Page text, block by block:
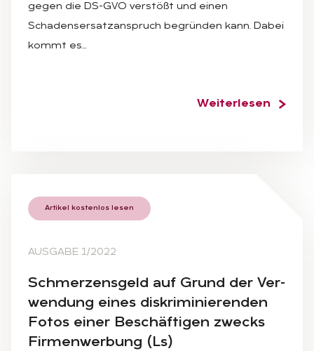
gegen die DS-GVO verstößt und einen
Schadensersatzanspruch begründen kann. Dabei
kommt es…
Weiterlesen
Artikel kostenlos lesen
AUSGABE 1/2022
Schmer­zens­geld auf Grund der Ver­
wen­dung ei­nes dis­kri­mi­nie­ren­den
Fo­tos ei­ner Be­schäf­ti­gen zwecks
Fir­men­wer­bung (Ls)